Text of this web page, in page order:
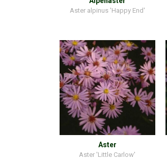
Aster alpinus 'Happy End'
Aster
Aster 'Little Carlow'